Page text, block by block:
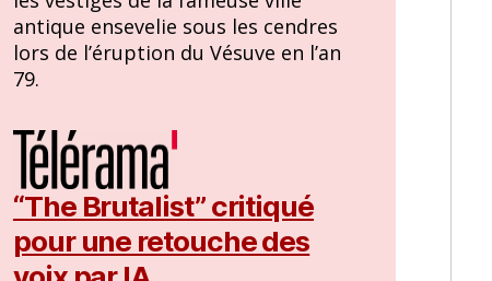
antique ensevelie sous les cendres
lors de l’éruption du Vésuve en l’an
79.
“The Brutalist” critiqué
pour une retouche des